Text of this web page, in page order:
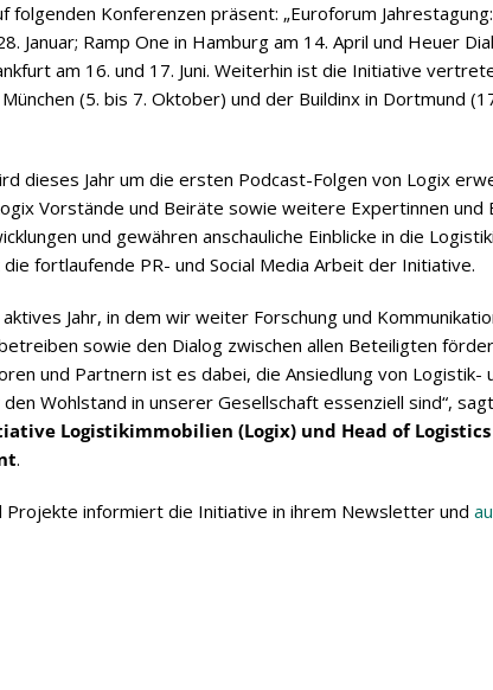
fol­gen­den Kon­fe­ren­zen prä­sent: „Euro­fo­rum
Januar; Ramp One in Ham­burg am 14. April und Heuer
am 16. und 17. Juni. Wei­ter­hin ist die Initia­tive
(5. bis 7. Okto­ber) und der Buil­dinx in Dort­mund
die­ses Jahr um die ers­ten Pod­cast-Fol­gen von Logix
Vor­stände und Bei­räte sowie wei­tere Exper­tin­nen
und gewäh­ren anschau­li­che Ein­bli­cke in die
fort­lau­fende PR- und Social Media Arbeit der Initiative.
Jahr, in dem wir wei­ter For­schung und
sowie den Dia­log zwi­schen allen Betei­lig­ten
und Part­nern ist es dabei, die Ansied­lung von
Wohl­stand in unse­rer Gesell­schaft essen­zi­ell sind“, sagt
Logis­tik­im­mo­bi­lien (Logix) und Head of
.
Pro­jekte infor­miert die Initia­tive in ihrem News­let­ter und